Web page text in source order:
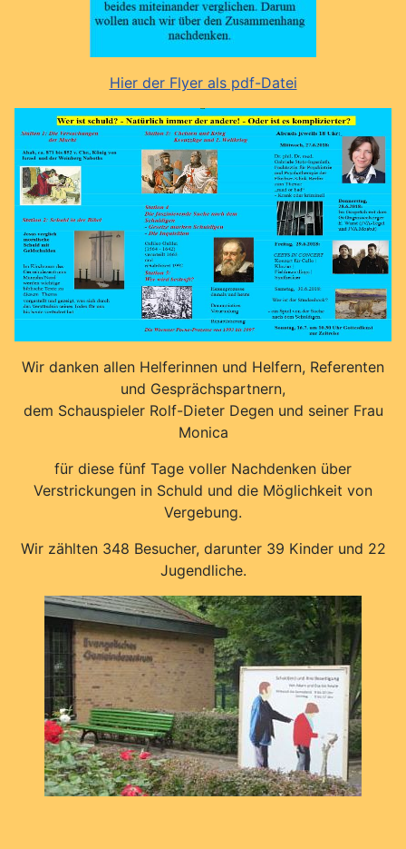
Hier der Flyer als pdf-Datei
Wir danken allen Helferinnen und Helfern, Referenten
und Gesprächspartnern,
dem Schauspieler Rolf-Dieter Degen und seiner Frau
Monica
für diese fünf Tage voller Nachdenken über
Verstrickungen in Schuld und die Möglichkeit von
Vergebung.
Wir zählten 348 Besucher, darunter 39 Kinder und 22
Jugendliche.